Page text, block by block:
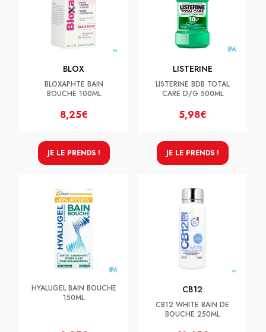
BLOX
BLOXAPHTE BAIN
BOUCHE 100ML
8,25€
JE LE PRENDS !
LISTERINE
LISTERINE BDB TOTAL
CARE D/G 500ML
5,98€
JE LE PRENDS !
HYALUGEL BAIN BOUCHE
150ML
CB12
CB12 WHITE BAIN DE
BOUCHE 250ML